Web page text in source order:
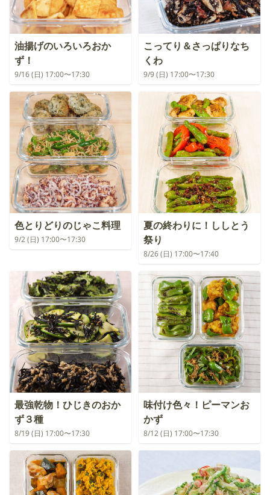
油揚げのいろいろおか
ず！
9/16 (日) 17:00〜17:30
こってり＆さっぱりなち
くわ
9/9 (日) 17:00〜17:30
色とりどりのじゃこ料理
9/2 (日) 17:00〜17:30
夏の終わりに！ししとう
祭り
8/26 (日) 17:00〜17:40
最強乾物！ひじきのおか
ず３種
8/19 (日) 17:00〜17:30
味付け色々！ピーマンお
かず
8/12 (日) 17:00〜17:30